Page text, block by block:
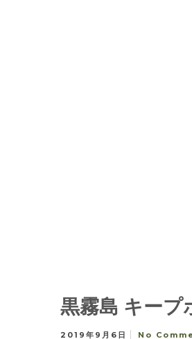
黒霧島 キープ
2019年9月6日 No